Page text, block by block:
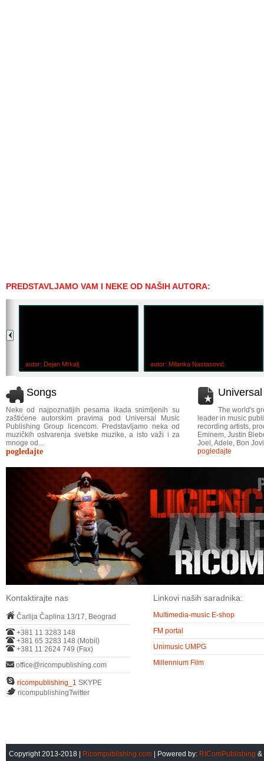
PREDSTAVLJAMO VAM I NEKE OD NAŠIH AUTORA:
autor: Dejan Mrkalj autor: Milanka Nastasović
Songs
Neke od najpoznatijih pesama ikada snimljenih su
zaštićene autorskim pravima pod Universal Music
Publishing Group licencom. Predstavljamo neka od
muzičkih ostvarenja svetske muzike, a isto važi i za
mnoge od...
pogledajte
The world's
leader in music
recording artists,
Eminem, Justin
Joel, Adele, Bon
pogledajte
Kontaktirajte nas
Čarlija Čaplina 13/17, Beograd
+381 11 3283 148
+381 65 3283 148 (Mobil)
+381 11 2624 749 (Fax)
office@ricompublishing.com
ricompublishing_1 SKYPE
ricompublishingTwitter
Linkovi naših saradnika:
Multimedia-music E-shop
FM portal
Unimusic UMPG
Millennium Film
Copyright 2013-2018 | Ricompublishing.com | Powered by: RIComPublishing &